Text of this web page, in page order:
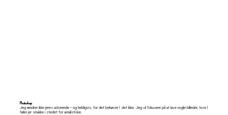
Photoshop
Jeg ændrer ikke jeres udseende – og heldigvis, for det behøver I slet ikke. Jeg vil fokusere på at lave nogle billeder, hvor I
føler jer smukke i stedet for urealistiske.